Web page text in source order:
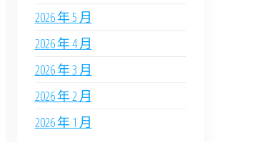
2026 年 5 月
2026 年 4 月
2026 年 3 月
2026 年 2 月
2026 年 1 月